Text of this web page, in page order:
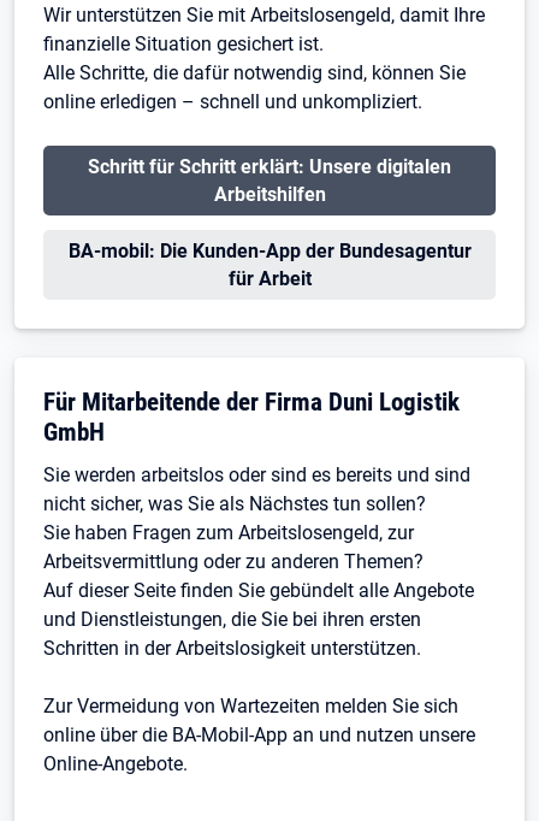
Wir unterstützen Sie mit Arbeitslosengeld, damit Ihre
finanzielle Situation gesichert ist.
Alle Schritte, die dafür notwendig sind, können Sie
online erledigen – schnell und unkompliziert.
Öffnet in neuem Tab
Schritt für Schritt erklärt: Unsere digitalen
Arbeitshilfen
Öffnet in neuem Tab
BA-mobil: Die Kunden-App der Bundesagentur
für Arbeit
Für Mitarbeitende der Firma Duni Logistik
GmbH
Sie werden arbeitslos oder sind es bereits und sind
nicht sicher, was Sie als Nächstes tun sollen?
Sie haben Fragen zum Arbeitslosengeld, zur
Arbeitsvermittlung oder zu anderen Themen?
Auf dieser Seite finden Sie gebündelt alle Angebote
und Dienstleistungen, die Sie bei ihren ersten
Schritten in der Arbeitslosigkeit unterstützen.
Zur Vermeidung von Wartezeiten melden Sie sich
online über die BA-Mobil-App an und nutzen unsere
Online-Angebote.